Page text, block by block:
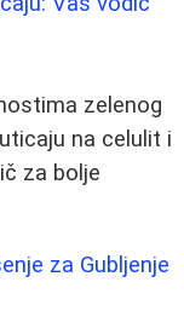
zelenog
na celulit i
za bolje
za Gubljenje